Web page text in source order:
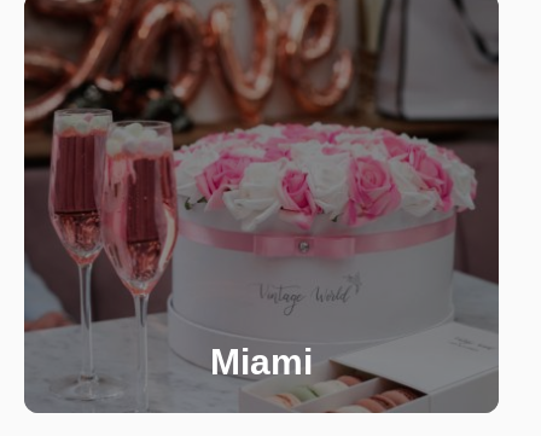
Miami